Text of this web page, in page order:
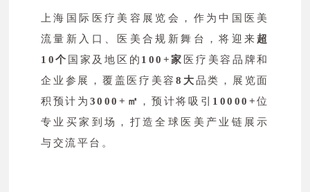
上海国际医疗美容展览会，作为中国医美
流量新入口、医美合规新舞台，将迎来 超
10个 国家及地区的 100+家 医疗美容品牌和
企业参展，覆盖医疗美容8 大品类，展览面
积预计为 3000+㎡ ，预计将吸引 10000+位
专业买家到场，打造全球医美产业链展示
与交流平台。